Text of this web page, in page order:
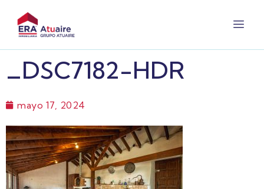
_DSC7182-HDR
mayo 17, 2024